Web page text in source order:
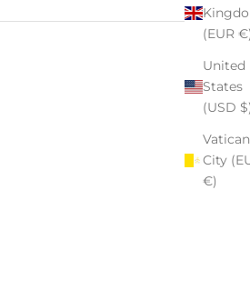
(EUR €)
United
States
(USD $)
Vatican
City
€)